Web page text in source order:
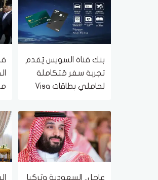
بنك قناة السويس يُقدم
تجربة سفر مُتكاملة
لحاملي بطاقات Visa
عاجل.. السعودية وتركيا